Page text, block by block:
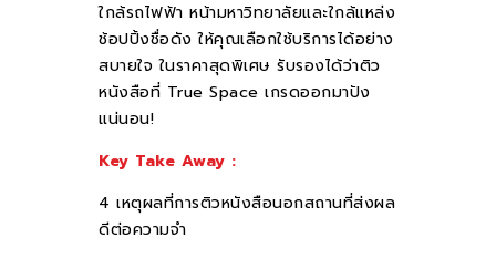
ใกล้รถไฟฟ้า หน้ามหาวิทยาลัยและใกล้แหล่ง
ช้อปปิ้งชื่อดัง ให้คุณเลือกใช้บริการได้อย่าง
สบายใจ ในราคาสุดพิเศษ รับรองได้ว่าติว
หนังสือที่ True Space เกรดออกมาปัง
แน่นอน!
Key Take Away :
4 เหตุผลที่การติวหนังสือนอกสถานที่ส่งผล
ดีต่อความจำ